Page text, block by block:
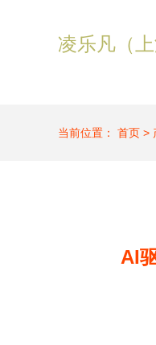
凌乐凡（
当前位置： 首页 >
AI